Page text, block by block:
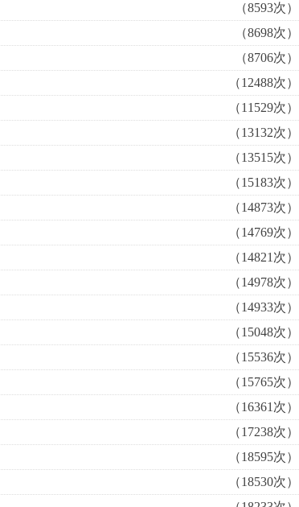
（8593次）
（8698次）
（8706次）
（12488次）
（11529次）
（13132次）
（13515次）
（15183次）
（14873次）
（14769次）
（14821次）
（14978次）
（14933次）
（15048次）
（15536次）
（15765次）
（16361次）
（17238次）
（18595次）
（18530次）